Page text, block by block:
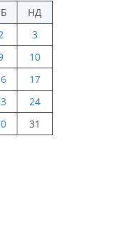
НД
3
10
17
24
31